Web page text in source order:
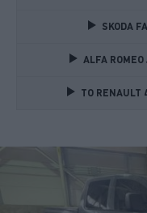
SKODA
ALFA
TO